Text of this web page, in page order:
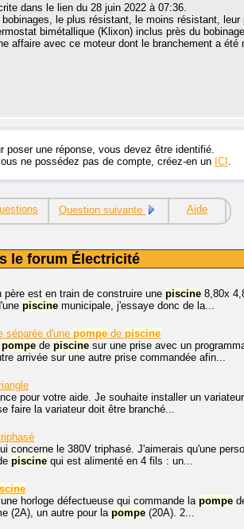
dans le lien du 28 juin 2022 à 07:36.
le plus résistant, le moins résistant, leur
bimétallique (Klixon) inclus près du
affaire avec ce moteur dont le branchement a été
poser une réponse, vous devez être identifié.
ne possédez pas de compte, créez-en un ICI
Question suivante Aide
le forum Électricité
est en train de construire une piscine 8,80x
piscine municipale, j'essaye donc de la...
séparée d'une pompe de piscine
pompe de piscine sur une prise avec un
arrivée sur une autre prise commandée afin...
pour votre aide. Je souhaite installer un
faire la variateur doit être branché...
concerne le 380V triphasé. J'aimerais qu'une
piscine qui est alimenté en 4 fils : un...
horloge défectueuse qui commande la pompe
(2A), un autre pour la pompe (20A). 2...